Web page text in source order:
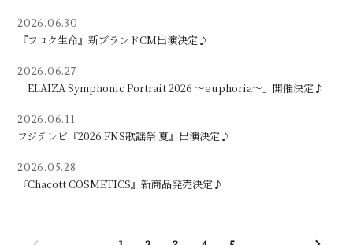
2026.06.30
『フコク生命』新ブランドCM出演決定♪
2026.06.27
「ELAIZA Symphonic Portrait 2026 ～euphoria～」開催決定♪
2026.06.11
フジテレビ『2026 FNS歌謡祭 夏』出演決定♪
2026.05.28
『Chacott COSMETICS』新商品発売決定♪